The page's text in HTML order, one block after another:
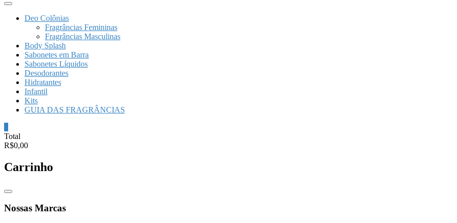
Deo Colônias
Fragrâncias Femininas
Fragrâncias Masculinas
Body Splash
Sabonetes em Barra
Sabonetes Líquidos
Desodorantes
Hidratantes
Infantil
Kits
GUIA DAS FRAGRÂNCIAS
Total
R$0,00
Carrinho
Catalog
Nossas Marcas